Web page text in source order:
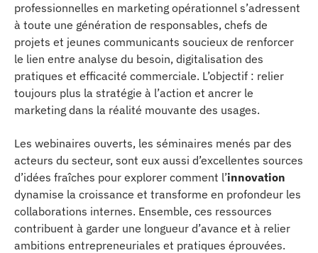
professionnelles en marketing opérationnel s’adressent
à toute une génération de responsables, chefs de
projets et jeunes communicants soucieux de renforcer
le lien entre analyse du besoin, digitalisation des
pratiques et efficacité commerciale. L’objectif : relier
toujours plus la stratégie à l’action et ancrer le
marketing dans la réalité mouvante des usages.
Les webinaires ouverts, les séminaires menés par des
acteurs du secteur, sont eux aussi d’excellentes sources
d’idées fraîches pour explorer comment l’innovation
dynamise la croissance et transforme en profondeur les
collaborations internes. Ensemble, ces ressources
contribuent à garder une longueur d’avance et à relier
ambitions entrepreneuriales et pratiques éprouvées.